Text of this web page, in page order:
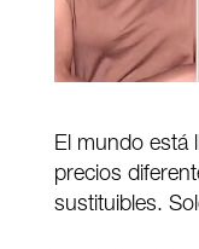
El mundo está
precios
sustituibles.